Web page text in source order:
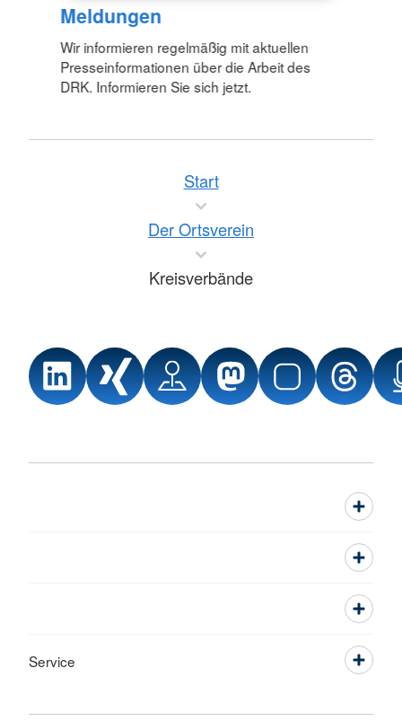
Meldungen
Wir informieren regelmäßig mit aktuellen
Presseinformationen über die Arbeit des
DRK. Informieren Sie sich jetzt.
Start
Der Ortsverein
Kreisverbände
Service